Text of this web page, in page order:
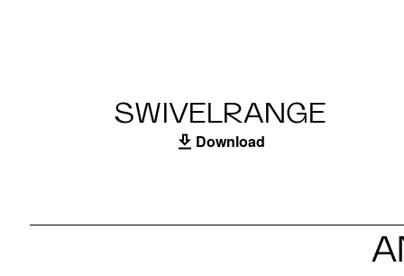
SWIVELRANGE
Download